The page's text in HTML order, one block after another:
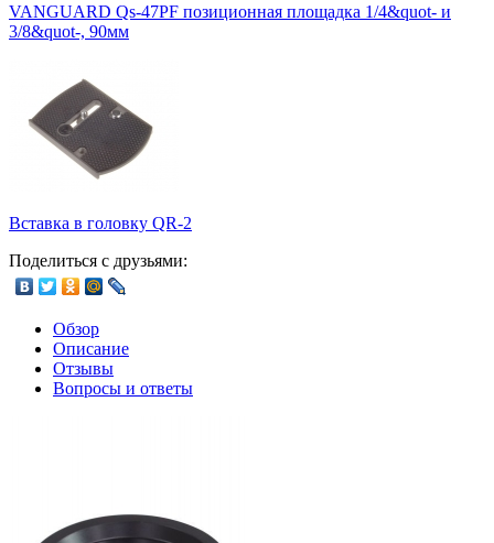
VANGUARD Qs-47PF позиционная площадка 1/4&quot- и
3/8&quot-, 90мм
Вставка в головку QR-2
Поделиться с друзьями:
Обзор
Описание
Отзывы
Вопросы и ответы